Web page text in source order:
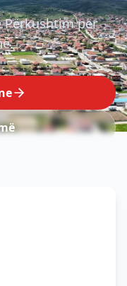
Përkushtim për